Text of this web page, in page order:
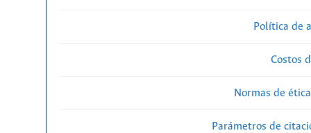
Política de
Costos
Normas de
Parámetros de